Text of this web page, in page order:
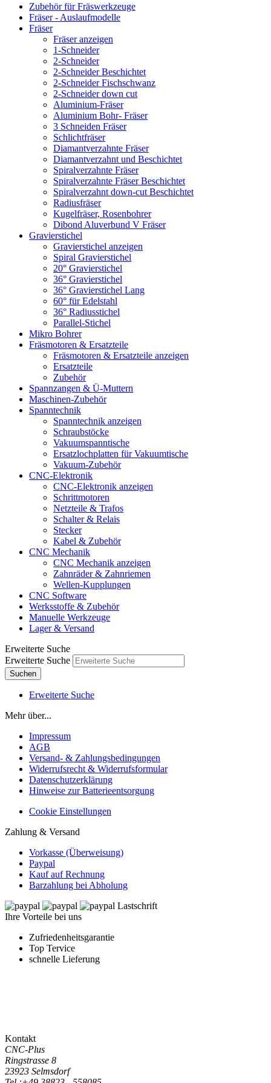
Zubehör für Fräswerkzeuge
Fräser - Auslaufmodelle
Fräser
Fräser anzeigen
1-Schneider
2-Schneider
2-Schneider Beschichtet
2-Schneider Fischschwanz
2-Schneider down cut
Aluminium-Fräser
Aluminium Bohr- Fräser
3 Schneiden Fräser
Schlichtfräser
Diamantverzahnte Fräser
Diamantverzahnt und Beschichtet
Spiralverzahnte Fräser
Spiralverzahnte Fräser Beschichtet
Spiralverzahnt down-cut Beschichtet
Radiusfräser
Kugelfräser, Rosenbohrer
Dibond Aluverbund V Fräser
Gravierstichel
Gravierstichel anzeigen
Spiral Gravierstichel
20° Gravierstichel
36° Gravierstichel
36° Gravierstichel Lang
60° für Edelstahl
36° Radiusstichel
Parallel-Stichel
Mikro Bohrer
Fräsmotoren & Ersatzteile
Fräsmotoren & Ersatzteile anzeigen
Ersatzteile
Zubehör
Spannzangen & Ü-Muttern
Maschinen-Zubehör
Spanntechnik
Spanntechnik anzeigen
Schraubstöcke
Vakuumspanntische
Ersatzlochplatten für Vakuumtische
Vakuum-Zubehör
CNC-Elektronik
CNC-Elektronik anzeigen
Schrittmotoren
Netzteile & Trafos
Schalter & Relais
Stecker
Kabel & Zubehör
CNC Mechanik
CNC Mechanik anzeigen
Zahnräder & Zahnriemen
Wellen-Kupplungen
CNC Software
Werksstoffe & Zubehör
Manuelle Werkzeuge
Lager & Versand
Erweiterte Suche
Erweiterte Suche
Suchen
Erweiterte Suche
Mehr über...
Impressum
AGB
Versand- & Zahlungsbedingungen
Widerrufsrecht & Widerrufsformular
Datenschutzerklärung
Hinweise zur Batterieentsorgung
Cookie Einstellungen
Zahlung & Versand
Vorkasse (Überweisung)
Paypal
Kauf auf Rechnung
Barzahlung bei Abholung
Ihre Vorteile bei uns
Zufriedenheitsgarantie
Top Tervice
schnelle Lieferung
Kontakt
CNC-Plus
Ringstrasse 8
23923 Selmsdorf